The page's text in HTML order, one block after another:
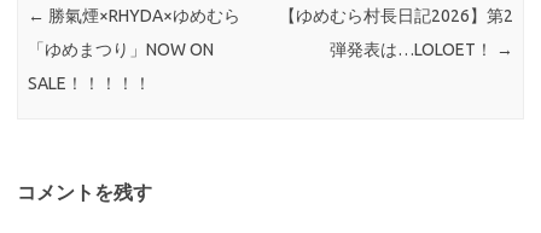
← 勝氣煙×RHYDA×ゆめむら
「ゆめまつり」NOW ON
SALE！！！！！
【ゆめむら村長日記2026】第2
弾発表は…LOLOET！
→
コメントを残す